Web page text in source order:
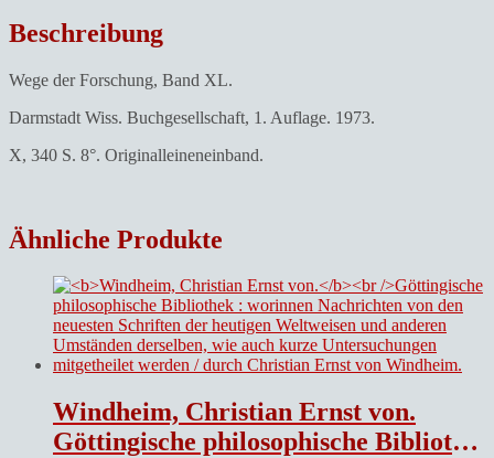
Beschreibung
Wege der Forschung, Band XL.
Darmstadt Wiss. Buchgesellschaft, 1. Auflage. 1973.
X, 340 S. 8°. Originalleineneinband.
Ähnliche Produkte
Windheim, Christian Ernst von.
Göttingische philosophische Bibliothek : worinnen Nachrichten von den neuesten Schriften der heutigen Weltweisen und anderen Umständen derselben, wie auch kurze Untersuchungen mitgetheilet werden / durch Christian Ernst von Windheim.